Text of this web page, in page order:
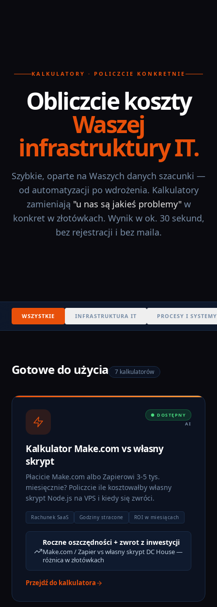
KALKULATORY · POLICZCIE KONKRETNIE
Obliczcie koszty
Waszej
infrastruktury IT.
Szybkie, oparte na Waszych danych szacunki —
od automatyzacji po wdrożenia. Kalkulatory
zamieniają "u nas są jakieś problemy"w
konkret w złotówkach. Wynik w ok. 30 sekund,
bez rejestracji i bez maila.
WSZYSTKIE INFRASTRUKTURA IT PROCESY I SYSTEMY
Gotowe do użycia 7 kalkulatorów
● DOSTĘPNY
AI
Kalkulator Make.com vs własny
skrypt
Płacicie Make.com albo Zapierowi 3-5 tys.
miesięcznie? Policzcie ile kosztowałby własny
skrypt Node.js na VPS i kiedy się zwróci.
Rachunek SaaS Godziny stracone ROI w miesiącach
Roczne oszczędności + zwrot z inwestycji
Make.com / Zapier vs własny skrypt DC House —
różnica w złotówkach
Przejdź do kalkulatora